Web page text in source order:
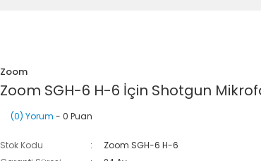
Zoom
Zoom SGH-6 H-6 İçin Shotgun
(0) Yorum - 0 Puan
Stok Kodu
Zoom SGH-6 H-6